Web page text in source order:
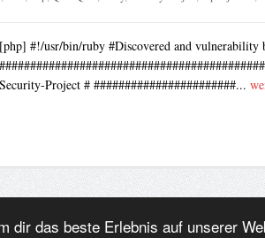
dir das beste Erlebnis auf unserer
[php] #!/usr/bin/ruby #Discovered and vulnerability
Security-Project # #######################...